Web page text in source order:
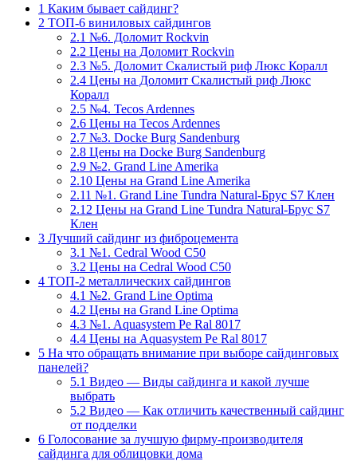
1 Каким бывает сайдинг?
2 ТОП-6 виниловых сайдингов
2.1 №6. Доломит Rockvin
2.2 Цены на Доломит Rockvin
2.3 №5. Доломит Скалистый риф Люкс Коралл
2.4 Цены на Доломит Скалистый риф Люкс
Коралл
2.5 №4. Tecos Ardennes
2.6 Цены на Tecos Ardennes
2.7 №3. Docke Burg Sandenburg
2.8 Цены на Docke Burg Sandenburg
2.9 №2. Grand Line Amerika
2.10 Цены на Grand Line Amerika
2.11 №1. Grand Line Tundra Natural-Брус S7 Клен
2.12 Цены на Grand Line Tundra Natural-Брус S7
Клен
3 Лучший сайдинг из фиброцемента
3.1 №1. Cedral Wood C50
3.2 Цены на Cedral Wood C50
4 ТОП-2 металлических сайдингов
4.1 №2. Grand Line Optima
4.2 Цены на Grand Line Optima
4.3 №1. Aquasystem Pe Ral 8017
4.4 Цены на Aquasystem Pe Ral 8017
5 На что обращать внимание при выборе сайдинговых
панелей?
5.1 Видео — Виды сайдинга и какой лучше
выбрать
5.2 Видео — Как отличить качественный сайдинг
от подделки
6 Голосование за лучшую фирму-производителя
сайдинга для облицовки дома